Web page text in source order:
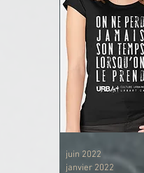
juin 2022
janvier 2022